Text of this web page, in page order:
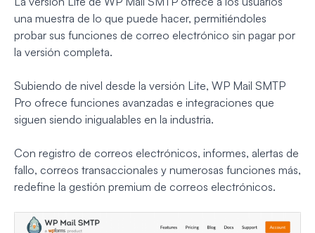
una muestra de lo que puede hacer, permitiéndoles
probar sus funciones de correo electrónico sin pagar por
la versión completa.
Subiendo de nivel desde la versión Lite, WP Mail SMTP
Pro ofrece funciones avanzadas e integraciones que
siguen siendo inigualables en la industria.
Con registro de correos electrónicos, informes, alertas de
fallo, correos transaccionales y numerosas funciones más,
redefine la gestión premium de correos electrónicos.